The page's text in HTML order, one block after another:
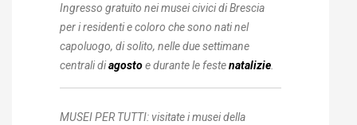
Ingresso gratuito nei musei civici di Brescia
per i residenti e coloro che sono nati nel
capoluogo, di solito, nelle due settimane
centrali diagostoe durante le festenatalizie
MUSEI PER TUTTI: visitate i musei della